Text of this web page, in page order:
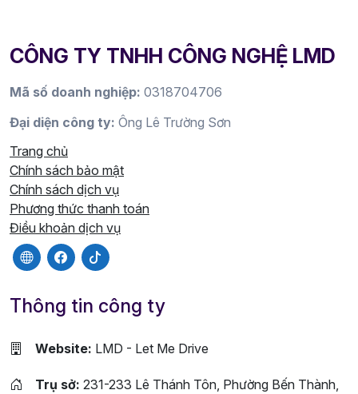
CÔNG TY TNHH CÔNG NGHỆ LMD
Mã số doanh nghiệp: 0318704706
Đại diện công ty: Ông Lê Trường Sơn
Trang chủ
Chính sách bảo mật
Chính sách dịch vụ
Phương thức thanh toán
Điều khoản dịch vụ
Thông tin công ty
Website: LMD - Let Me Drive
Trụ sở: 231-233 Lê Thánh Tôn, Phường Bến Thành,